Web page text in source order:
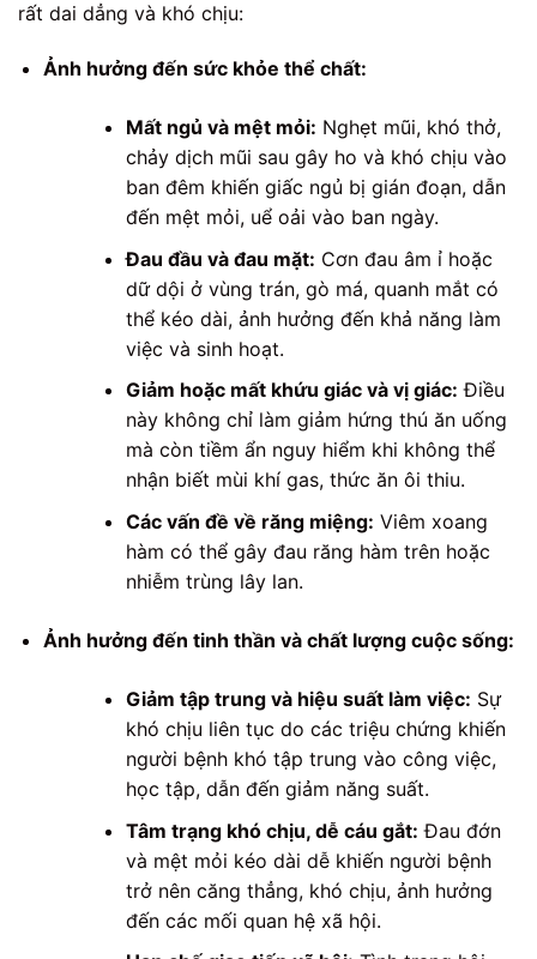
rất dai dẳng và khó chịu:
Ảnh hưởng đến sức khỏe thể chất:
Mất ngủ và mệt mỏi: Nghẹt mũi, khó thở,
chảy dịch mũi sau gây ho và khó chịu vào
ban đêm khiến giấc ngủ bị gián đoạn, dẫn
đến mệt mỏi, uể oải vào ban ngày.
Đau đầu và đau mặt: Cơn đau âm ỉ hoặc
dữ dội ở vùng trán, gò má, quanh mắt có
thể kéo dài, ảnh hưởng đến khả năng làm
việc và sinh hoạt.
Giảm hoặc mất khứu giác và vị giác: Điều
này không chỉ làm giảm hứng thú ăn uống
mà còn tiềm ẩn nguy hiểm khi không thể
nhận biết mùi khí gas, thức ăn ôi thiu.
Các vấn đề về răng miệng: Viêm xoang
hàm có thể gây đau răng hàm trên hoặc
nhiễm trùng lây lan.
Ảnh hưởng đến tinh thần và chất lượng cuộc sống:
Giảm tập trung và hiệu suất làm việc: Sự
khó chịu liên tục do các triệu chứng khiến
người bệnh khó tập trung vào công việc,
học tập, dẫn đến giảm năng suất.
Tâm trạng khó chịu, dễ cáu gắt: Đau đớn
và mệt mỏi kéo dài dễ khiến người bệnh
trở nên căng thẳng, khó chịu, ảnh hưởng
đến các mối quan hệ xã hội.